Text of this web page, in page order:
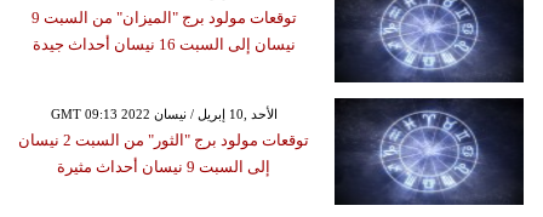
توقعات مولود برج "الميزان" من السبت 9
نيسان إلى السبت 16 نيسان أحداث جيدة
GMT 09:13 2022 الأحد ,10 إبريل / نيسان
توقعات مولود برج "الثور" من السبت 2 نيسان
إلى السبت 9 نيسان أحداث مثيرة